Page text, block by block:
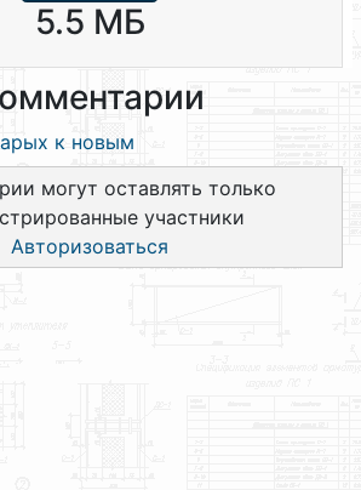
5.5 МБ
к новым
могут оставлять только
участники
Авторизоваться